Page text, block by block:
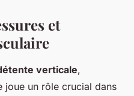
et
verticale,
joue un rôle crucial dans